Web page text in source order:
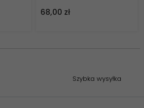
68,00 zł
Szybka wysyłka